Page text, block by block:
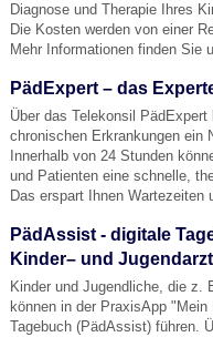
Diagnose und Therapie Ihres
Die Kosten werden von einer
Mehr Informationen finden Sie
PädExpert – das
Über das Telekonsil
chronischen Erkrankungen ein
Innerhalb von 24 Stunden
und Patienten eine schnelle,
Das erspart Ihnen Wartezeiten
PädAssist - digitale
Kinder– und
Kinder und Jugendliche, die z.
können in der PraxisApp
Tagebuch (PädAssist) führen.